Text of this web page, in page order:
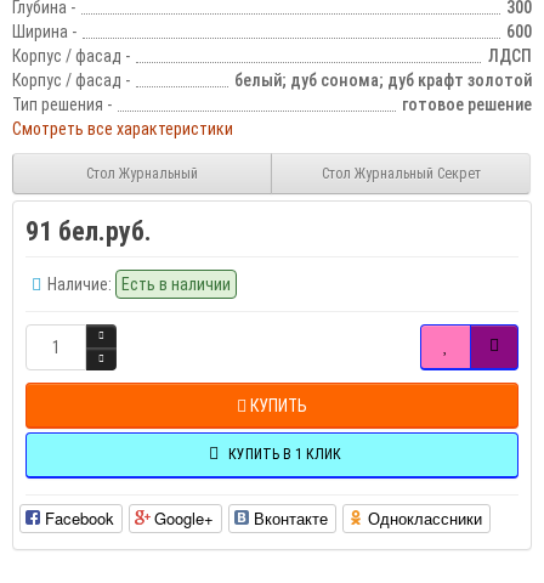
Глубина -
300
Ширина -
600
Корпус / фасад -
ЛДСП
Корпус / фасад -
белый; дуб сонома; дуб крафт золотой
Тип решения -
готовое решение
Смотреть все характеристики
Стол Журнальный Стол Журнальный Секрет
91 бел.руб.
Наличие: Есть в наличии
КУПИТЬ
КУПИТЬ В 1 КЛИК
Facebook Google+ Вконтакте Одноклассники